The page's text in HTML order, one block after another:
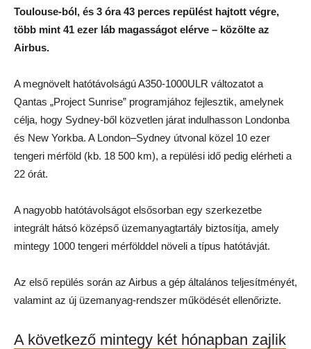
Toulouse-ból, és 3 óra 43 perces repülést hajtott végre,
több mint 41 ezer láb magasságot elérve – közölte az
Airbus.
A megnövelt hatótávolságú A350-1000ULR változatot a
Qantas „Project Sunrise” programjához fejlesztik, amelynek
célja, hogy Sydney-ből közvetlen járat indulhasson Londonba
és New Yorkba. A London–Sydney útvonal közel 10 ezer
tengeri mérföld (kb. 18 500 km), a repülési idő pedig elérheti a
22 órát.
A nagyobb hatótávolságot elsősorban egy szerkezetbe
integrált hátsó középső üzemanyagtartály biztosítja, amely
mintegy 1000 tengeri mérfölddel növeli a típus hatótávját.
Az első repülés során az Airbus a gép általános teljesítményét,
valamint az új üzemanyag-rendszer működését ellenőrizte.
A következő mintegy két hónapban zajlik